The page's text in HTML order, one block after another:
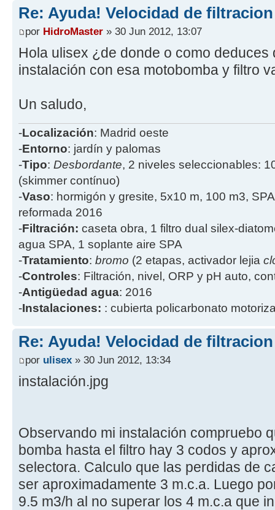
Re: Ayuda! Velocidad de
por HidroMaster » 30 Jun 2012, 13:07
Hola ulisex ¿de donde o como deduces
instalación con esa motobomba y filtro
Un saludo,
-Localización: Madrid oeste
-Entorno: jardín y palomas
-Tipo: Desbordante, 2 niveles seleccionables:
(skimmer contínuo)
-Vaso: hormigón y gresite, 5x10 m, 100 m3,
reformada 2016
-Filtración: caseta obra, 1 filtro dual silex-
agua SPA, 1 soplante aire SPA
-Tratamiento: bromo (2 etapas, activador lejia
-Controles: Filtración, nivel, ORP y pH auto,
-Antigüedad agua: 2016
-Instalaciones: : cubierta policarbonato
Re: Ayuda! Velocidad de
por ulisex » 30 Jun 2012, 13:34
instalación.jpg
Observando mi instalación compruebo
bomba hasta el filtro hay 3 codos y
selectora. Calculo que las perdidas de
ser aproximadamente 3 m.c.a. Luego
9.5 m3/h al no superar los 4 m.c.a que